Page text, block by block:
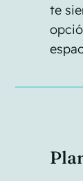
te